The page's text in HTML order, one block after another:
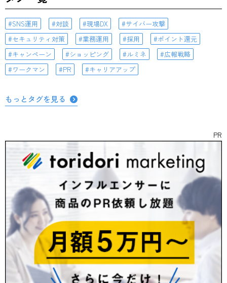
SNS運用 対談 現場DX
サイバー攻撃
セキュリティ対策
業務運用 採用
ポイント還元
キャンペーン
ショッピング ルミネ
広報戦略
ワークマン
PR キャリアアップ
もっとタグを見る
PR